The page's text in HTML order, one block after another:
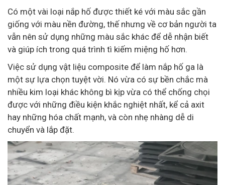
Có một vài loại nắp hố được thiết ké với màu sắc gần
giống với màu nền đường, thế nhưng về cơ bản người ta
vẫn nên sử dụng những màu sắc khác để dễ nhận biết
và giúp ích trong quá trình tì kiếm miệng hố hơn.
Việc sử dụng vật liệu composite để làm nắp hố ga là
một sự lựa chọn tuyệt vời. Nó vừa có sự bền chắc mà
nhiều kim loại khác không bì kịp vừa có thể chống chọi
được với những điều kiện khắc nghiệt nhất, kể cả axit
hay những hóa chất mạnh, và còn nhẹ nhàng dễ di
chuyển và lắp đặt.